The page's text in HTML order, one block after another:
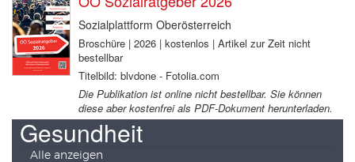
Sozialplattform Oberösterreich
Broschüre | 2026 | kostenlos | Artikel zur Zeit nicht
bestellbar
Titelbild: blvdone - Fotolia.com
Die Publikation ist online nicht bestellbar. Sie können
diese aber kostenfrei als PDF-Dokument herunterladen.
Gesundheit
Alle anzeigen